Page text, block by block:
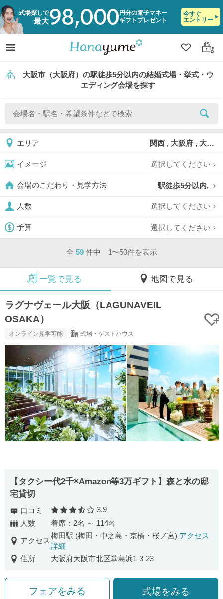
式場探しで
最大98,000 円分の電子マネー
ギフトプレゼント
今すぐ
エントリー
クリップ
ログ
大阪市（大阪府）の駅徒歩5分以内の結婚式場・挙式・ウ
エディング会場を探す
エリア 関西 , 大阪府 , 大阪市
イメージ 選択してください
会場のこだわり・見学方法 駅徒歩5分以内,
人数 選択してください
予算 選択してください
全 59 件中 1〜50件を表示
一覧で見る 地図で見る
ラグナヴェール大阪（LAGUNAVEIL
OSAKA）
オンライン見学可能 式場・ゲストハウス
【タクシー代2千×Amazon等3万ギフト】森と水の邸
宅貸切
口コミ 口コミ評価
3.9
人数
着席：2名 ～ 114名
アクセス
梅田駅 (梅田・中之島・京橋・桜ノ宮) アクセス
詳細
住所
大阪府大阪市北区堂島浜1-3-23
フェアをみる 式場をみる